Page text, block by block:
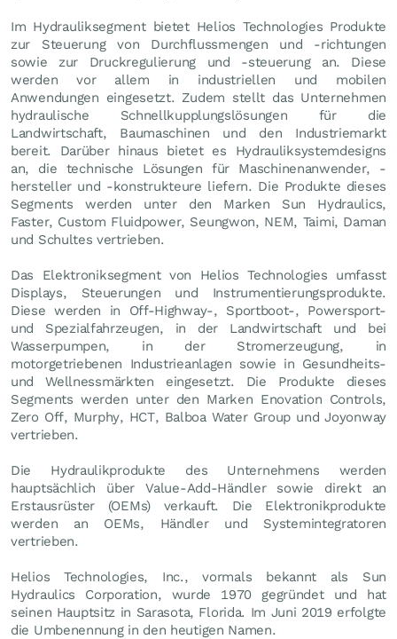
Im Hydrauliksegment bietet Helios Technologies Produkte
zur Steuerung von Durchflussmengen und -richtungen
sowie zur Druckregulierung und -steuerung an. Diese
werden vor allem in industriellen und mobilen
Anwendungen eingesetzt. Zudem stellt das Unternehmen
hydraulische Schnellkupplungslösungen für die
Landwirtschaft, Baumaschinen und den Industriemarkt
bereit. Darüber hinaus bietet es Hydrauliksystemdesigns
an, die technische Lösungen für Maschinenanwender, -
hersteller und -konstrukteure liefern. Die Produkte dieses
Segments werden unter den Marken Sun Hydraulics,
Faster, Custom Fluidpower, Seungwon, NEM, Taimi, Daman
und Schultes vertrieben.
Das Elektroniksegment von Helios Technologies umfasst
Displays, Steuerungen und Instrumentierungsprodukte.
Diese werden in Off-Highway-, Sportboot-, Powersport-
und Spezialfahrzeugen, in der Landwirtschaft und bei
Wasserpumpen, in der Stromerzeugung, in
motorgetriebenen Industrieanlagen sowie in Gesundheits-
und Wellnessmärkten eingesetzt. Die Produkte dieses
Segments werden unter den Marken Enovation Controls,
Zero Off, Murphy, HCT, Balboa Water Group und Joyonway
vertrieben.
Die Hydraulikprodukte des Unternehmens werden
hauptsächlich über Value-Add-Händler sowie direkt an
Erstausrüster (OEMs) verkauft. Die Elektronikprodukte
werden an OEMs, Händler und Systemintegratoren
vertrieben.
Helios Technologies, Inc., vormals bekannt als Sun
Hydraulics Corporation, wurde 1970 gegründet und hat
seinen Hauptsitz in Sarasota, Florida. Im Juni 2019 erfolgte
die Umbenennung in den heutigen Namen.